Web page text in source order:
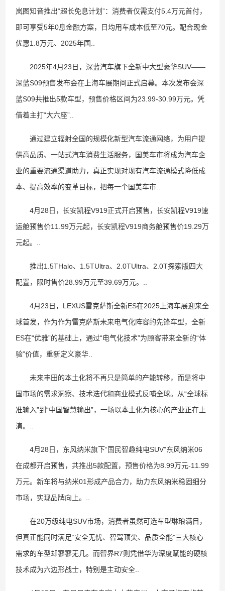
岚图知音推出“超长免息计划”：消费者仅需支付5.4万元首付，
即可享受5年0息金融方案，日均用车成本低至70元。配合现金
优惠1.8万元、2025年国..
2025年4月23日，深蓝汽车旗下全新中大型豪华SUV——
深蓝S09预售发布会在上海车展期间正式启幕。本次发布会深
蓝S09共推出5款车型，预售价格区间为23.99-30.99万元。凭
借着主打“大六座”..
通过建立辐射全国的规模化新型汽车流通网络，为用户提
供高品质、一站式汽车消费生活服务，国美车市将成为汽车企
业的重要流通渠道助力，真正实现对现有汽车流通模式降低成
本、提高效率的变革目标，把每一个国美车市..
4月28日，长安凯程V919正式开启预售，长安凯程V919速
运舱预售价11.99万元起，长安凯程V919商务舱预售价19.29万
元起。..
推出1.5THalo、1.5TUltra、2.0TUltra、2.0T探索版四大
配置，限时售价28.99万元至39.69万元。..
4月23日，LEXUS雷克萨斯全新ES在2025上海车展迎来全
球首发，作为作为雷克萨斯未来电气化阵容的先锋车型，全新
ES在“优雅”的基础上，通过“电气化技术”为顾客带来全新的“体
验”价值，重新定义豪华..
未来丰田的本土化将不再只是简单的产能转移，而是将中
国市场的需求洞察、技术迭代和商业模式反哺全球。从“全球标
准输入”到“中国智慧输出”，一场以本土化为核心的产业正在上
演。..
4月28日，东风纳米旗下“国民智趣纯电SUV”东风纳米06
在成都开启预售，共推出5款配置，预售价格为8.99万元-11.99
万元。新车将与纳米01形成产品合力，助力东风纳米稳固细分
市场，实现品牌向上。..
在20万级纯电SUV市场，消费者虽然可选车型琳琅满目，
但真正能同时满足“安全无忧、智驾顶尖、品质全能”三大核心
需求的车型却寥寥无几。而智界R7则凭借华为深度赋能的硬核
技术成为六边形战士，特别是主动安全..